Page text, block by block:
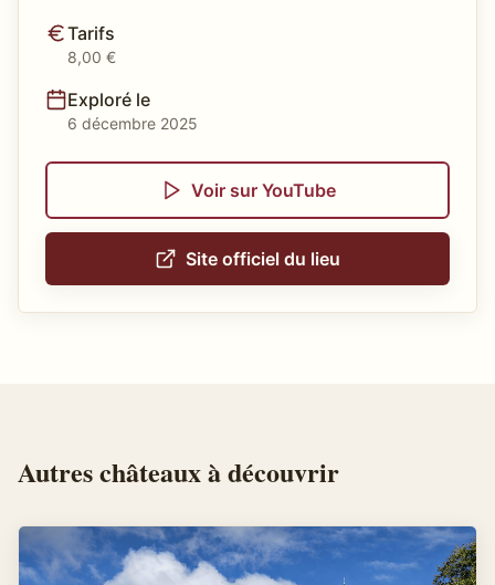
Tarifs
8,00 €
Exploré le
6 décembre 2025
Voir sur YouTube
Site officiel du lieu
Autreschâteauxà découvrir